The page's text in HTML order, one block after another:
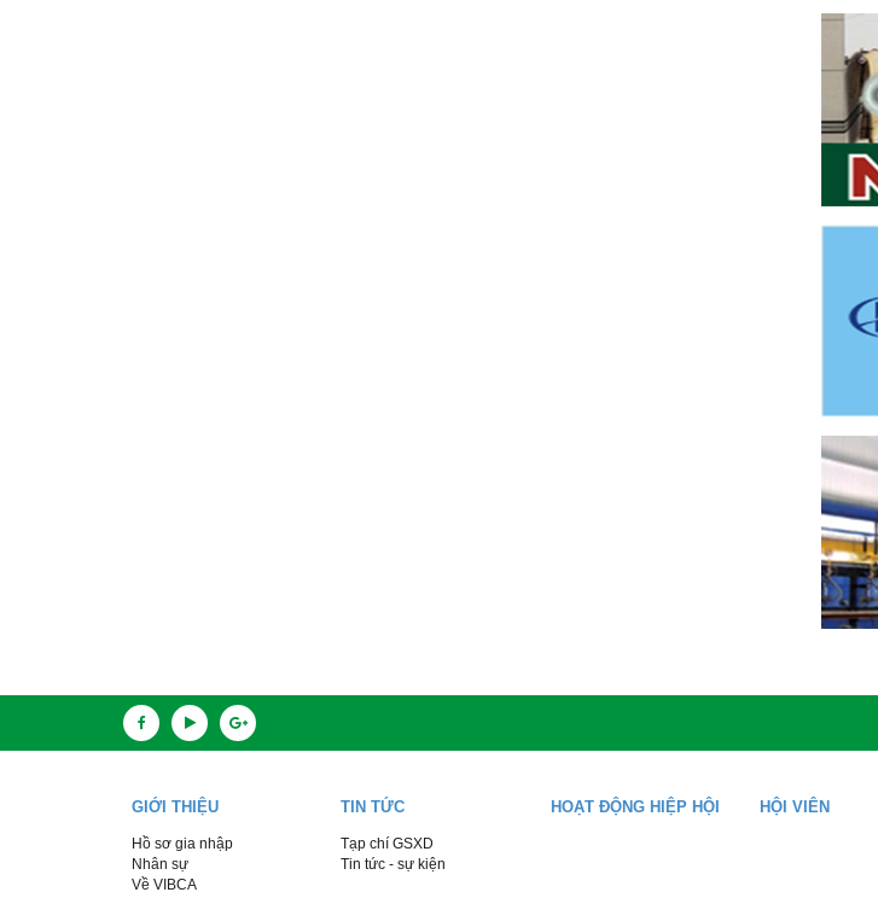
GIỚI THIỆU
Hồ sơ gia nhập
Nhân sự
Về VIBCA
TIN TỨC
Tạp chí GSXD
Tin tức - sự kiện
HOẠT ĐỘNG HIỆP HỘI HỘI VIÊN